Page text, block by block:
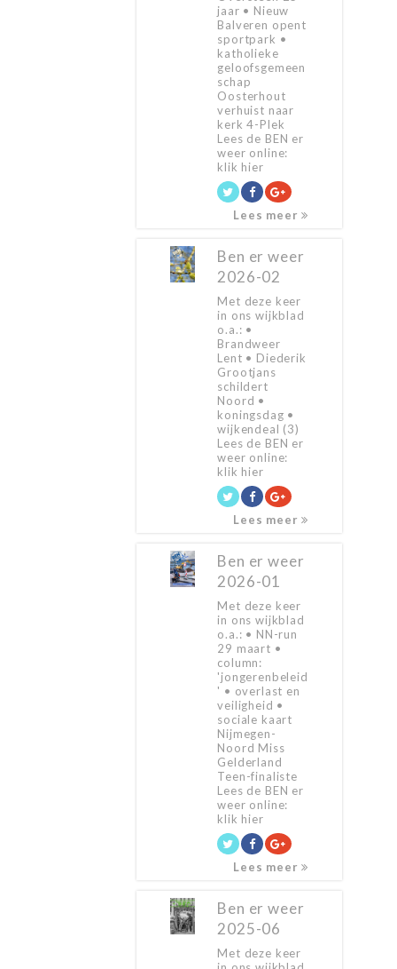
jaar • Nieuw
Balveren opent
sportpark •
katholieke
geloofsgemeen
schap
Oosterhout
verhuist naar
kerk 4-Plek
Lees de BEN er
weer online:
klik hier
Lees meer
Ben er weer
2026-02
Met deze keer
in ons wijkblad
o.a.: •
Brandweer
Lent • Diederik
Grootjans
schildert
Noord •
koningsdag •
wijkendeal (3)
Lees de BEN er
weer online:
klik hier
Lees meer
Ben er weer
2026-01
Met deze keer
in ons wijkblad
o.a.: • NN-run
29 maart •
column:
'jongerenbeleid
' • overlast en
veiligheid •
sociale kaart
Nijmegen-
Noord Miss
Gelderland
Teen-finaliste
Lees de BEN er
weer online:
klik hier
Lees meer
Ben er weer
2025-06
Met deze keer